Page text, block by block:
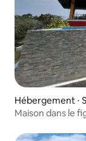
Hébergement ⋅
Maison dans le